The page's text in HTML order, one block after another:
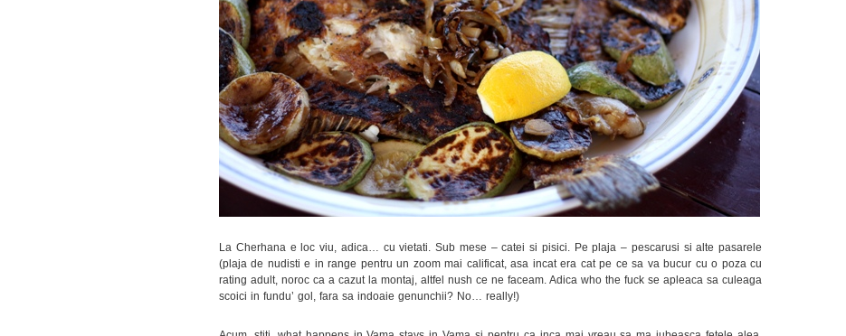
La Cherhana e loc viu, adica… cu vietati. Sub mese – catei si pisici. Pe plaja – pescarusi si alte pasarele
(plaja de nudisti e in range pentru un zoom mai calificat, asa incat era cat pe ce sa va bucur cu o poza cu
rating adult, noroc ca a cazut la montaj, altfel nush ce ne faceam. Adica who the fuck se apleaca sa culeaga
scoici in fundu’ gol, fara sa indoaie genunchii? No… really!)